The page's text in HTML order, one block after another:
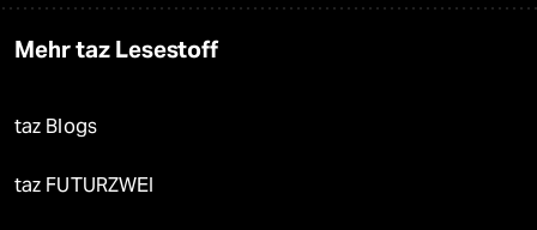
Mehr taz Lesestoff
taz Blogs
taz FUTURZWEI